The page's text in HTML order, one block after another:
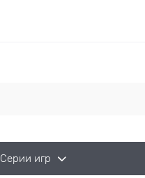
Серии игр